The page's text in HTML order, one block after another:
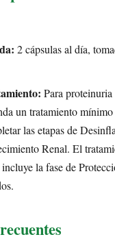
2 cápsulas al día,
Para
un tratamiento
las etapas de
Renal. El
la fase de